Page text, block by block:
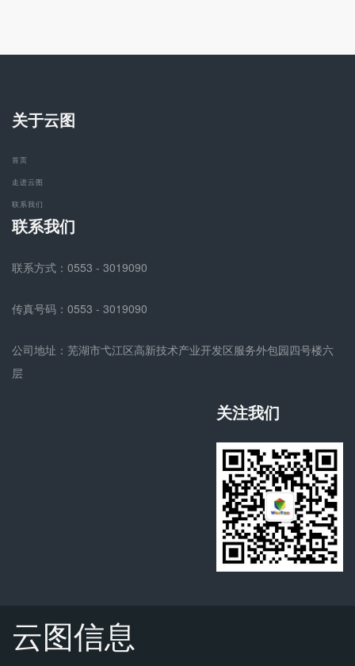
关于云图
首页
走进云图
联系我们
联系我们
联系方式：0553 - 3019090
传真号码：0553 - 3019090
公司地址：芜湖市弋江区高新技术产业开发区服务外包园四号楼六
层
关注我们
云图信息